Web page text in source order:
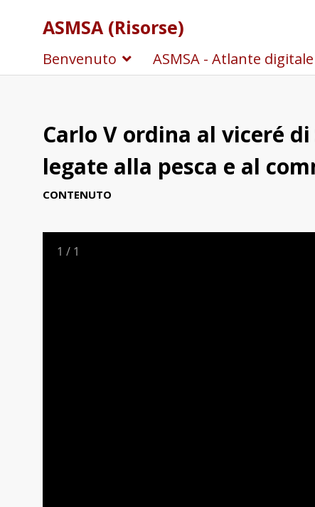
ASMSA (Risorse)
Benvenuto ASMSA - Atlante
Carlo V ordina al viceré
legate alla pesca e al
CONTENUTO
1 / 1